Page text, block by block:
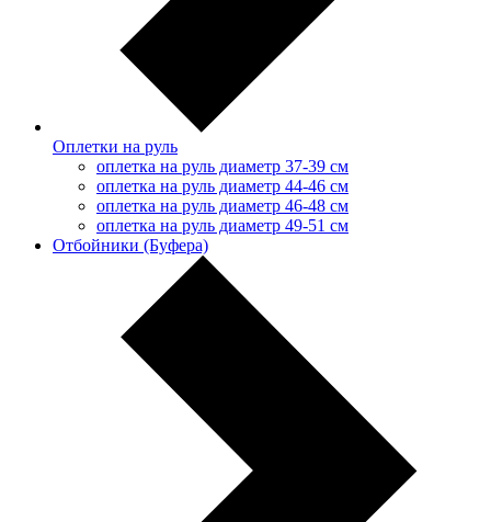
Оплетки на руль
оплетка на руль диаметр 37-39 см
оплетка на руль диаметр 44-46 см
оплетка на руль диаметр 46-48 см
оплетка на руль диаметр 49-51 см
Отбойники (Буфера)